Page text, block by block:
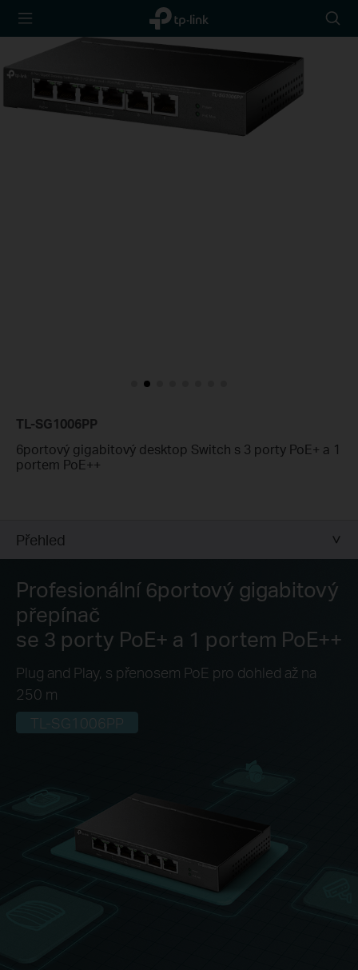
TP-Link,
Reliably
icon
TL-SG1006PP
6portový gigabitový desktop Switch s 3 porty PoE+ a 1
portem PoE++
Přehled
Profesionální 6portový gigabitový
přepínač
se 3 porty PoE+ a 1 portem PoE++
Plug and Play, s přenosem PoE pro dohled až na
250 m
TL-SG1006PP